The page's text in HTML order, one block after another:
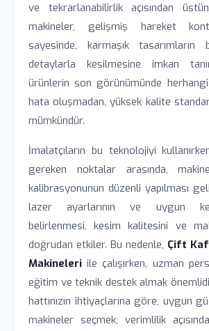
ve tekrarlanabilirlik açısından
makineler, gelişmiş hareket
sayesinde, karmaşık tasarımların
detaylarla kesilmesine imkan
ürünlerin son görünümünde
hata oluşmadan, yüksek kalite
mümkündür.
İmalatçıların bu teknolojiyi
gereken noktalar arasında,
kalibrasyonunun düzenli yapılması
lazer ayarlarının ve uygun
belirlenmesi, kesim kalitesini ve
doğrudan etkiler. Bu nedenle, Çift
Makineleri ile çalışırken, uzman
eğitim ve teknik destek almak
hattınızın ihtiyaçlarına göre, uygun
makineler seçmek, verimlilik